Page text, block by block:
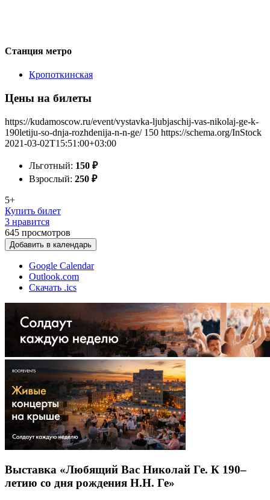
Станция метро
Кропоткинская
Цены на билеты
https://kudamoscow.ru/event/vystavka-ljubjaschij-vas-nikolaj-ge-k-
190letiju-so-dnja-rozhdenija-n-n-ge/ 150 https://schema.org/InStock
2021-03-02T15:51:00+03:00
Льготный: 150 ₽
Взрослый: 250 ₽
5+
Купить билет
3 нравится
645 просмотров
Добавить в календарь
Google Calendar
Outlook.com
Скачать .ics
Выставка «Любящий Вас Николай Ге. К 190–
летию со дня рождения Н.Н. Ге»